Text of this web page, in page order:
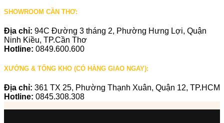
SHOWROOM CẦN THƠ:
Địa chỉ: 94C Đường 3 tháng 2, Phường Hưng Lợi, Quận
Ninh Kiều, TP.Cần Thơ
Hotline: 0849.600.600
XƯỞNG & TỔNG KHO (CÓ HÀNG GIAO NGAY):
Địa chỉ: 361 TX 25, Phường Thạnh Xuân, Quận 12, TP.HCM
Hotline: 0845.308.308